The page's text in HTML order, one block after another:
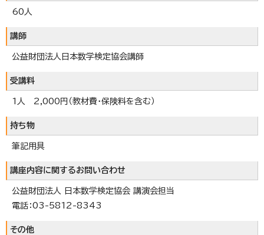
60人
講師
公益財団法人日本数学検定協会講師
受講料
1人 2,000円（教材費・保険料を含む）
持ち物
筆記用具
講座内容に関するお問い合わせ
公益財団法人 日本数学検定協会 講演会担当
電話：03-5812-8343
その他